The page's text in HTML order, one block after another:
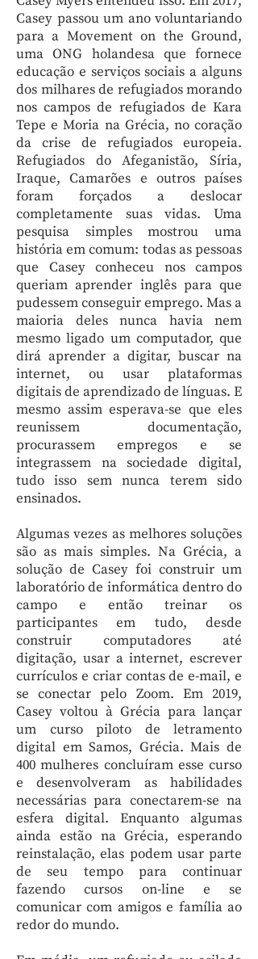
Casey passou um ano voluntariando
para a Movement on the Ground,
uma ONG holandesa que fornece
educação e serviços sociais a alguns
dos milhares de refugiados morando
nos campos de refugiados de Kara
Tepe e Moria na Grécia, no coração
da crise de refugiados europeia.
Refugiados do Afeganistão, Síria,
Iraque, Camarões e outros países
foram forçados a deslocar
completamente suas vidas. Uma
pesquisa simples mostrou uma
história em comum: todas as pessoas
que Casey conheceu nos campos
queriam aprender inglês para que
pudessem conseguir emprego. Mas a
maioria deles nunca havia nem
mesmo ligado um computador, que
dirá aprender a digitar, buscar na
internet, ou usar plataformas
digitais de aprendizado de línguas. E
mesmo assim esperava-se que eles
reunissem documentação,
procurassem empregos e se
integrassem na sociedade digital,
tudo isso sem nunca terem sido
ensinados.
Algumas vezes as melhores soluções
são as mais simples. Na Grécia, a
solução de Casey foi construir um
laboratório de informática dentro do
campo e então treinar os
participantes em tudo, desde
construir computadores até
digitação, usar a internet, escrever
currículos e criar contas de e-mail, e
se conectar pelo Zoom. Em 2019,
Casey voltou à Grécia para lançar
um curso piloto de letramento
digital em Samos, Grécia. Mais de
400 mulheres concluíram esse curso
e desenvolveram as habilidades
necessárias para conectarem-se na
esfera digital. Enquanto algumas
ainda estão na Grécia, esperando
reinstalação, elas podem usar parte
de seu tempo para continuar
fazendo cursos on-line e se
comunicar com amigos e família ao
redor do mundo.